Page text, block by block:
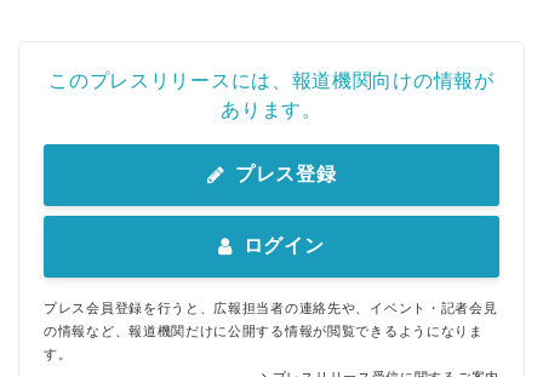
このプレスリリースには、報道機関向けの情報が
あります。
プレス登録
ログイン
プレス会員登録を行うと、広報担当者の連絡先や、イベント・記者会見
の情報など、報道機関だけに公開する情報が閲覧できるようになりま
す。